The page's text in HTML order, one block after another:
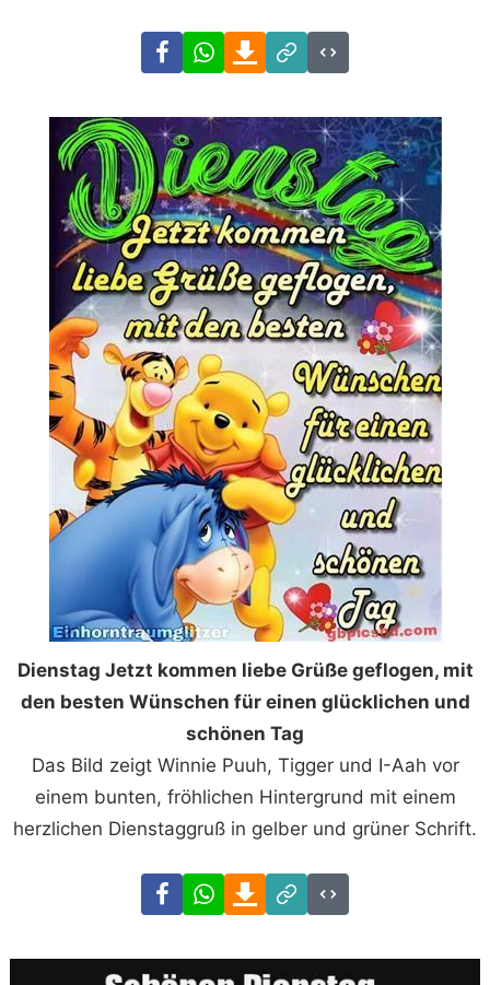
FacebookWhatsAppDownload
Link
Code
Dienstag Jetzt kommen liebe Grüße geflogen, mit
den besten Wünschen für einen glücklichen und
schönen Tag
Das Bild zeigt Winnie Puuh, Tigger und I-Aah vor
einem bunten, fröhlichen Hintergrund mit einem
herzlichen Dienstaggruß in gelber und grüner Schrift.
FacebookWhatsAppDownload
Link
Code